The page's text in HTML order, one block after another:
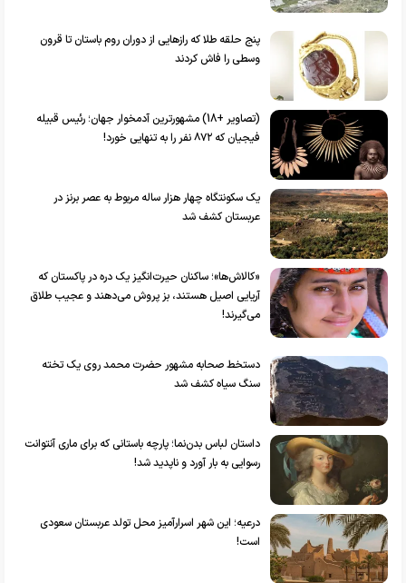
پنج حلقه طلا که راز‌هایی از دوران روم باستان تا قرون
وسطی را فاش کردند
(تصاویر +18) مشهورترین آدمخوار جهان؛ رئیس قبیله
فیجیان که ۸۷۲ نفر را به تنهایی خورد!
یک سکونتگاه چهار هزار ساله مربوط به عصر برنز در
عربستان کشف شد
«کالاش‌ها»؛ ساکنان حیرت‌انگیز یک دره در پاکستان که
آریایی اصیل هستند، بز پروش می‌دهند و عجیب طلاق
می‌گیرند!
دستخط صحابه مشهور حضرت محمد روی یک تخته
سنگ سیاه کشف شد
داستان لباس بدن‌نما؛ پارچه باستانی که برای ماری آنتوانت
رسوایی به بار آورد و ناپدید شد!
درعیه؛ این شهر اسرارآمیز محل تولد عربستان سعودی
است!